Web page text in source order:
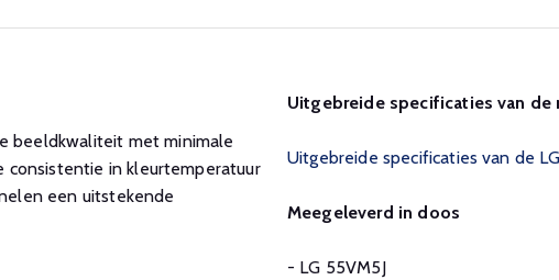
beeldkwaliteit met minimale
consistentie in kleurtemperatuur
een uitstekende
Uitgebreide specificaties van de
Uitgebreide specificaties van de
Meegeleverd in doos
- LG 55VM5J